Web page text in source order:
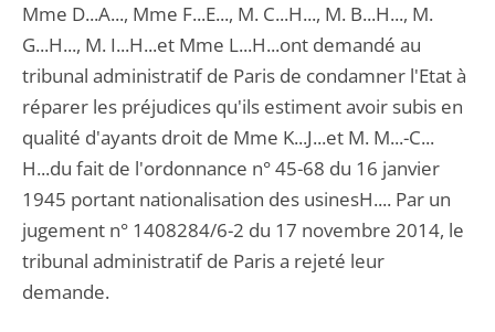
Mme D...A..., Mme F...E..., M. C...H..., M. B...H..., M.
G...H..., M. I...H...et Mme L...H...ont demandé au
tribunal administratif de Paris de condamner l'Etat à
réparer les préjudices qu'ils estiment avoir subis en
qualité d'ayants droit de Mme K...J...et M. M...-C...
H...du fait de l'ordonnance n° 45-68 du 16 janvier
1945 portant nationalisation des usinesH.... Par un
jugement n° 1408284/6-2 du 17 novembre 2014, le
tribunal administratif de Paris a rejeté leur
demande.